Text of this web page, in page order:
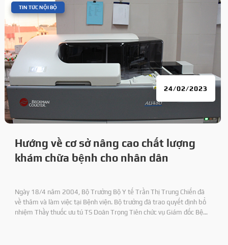
Hướng về cơ sở nâng cao chất lượng
khám chữa bệnh cho nhân dân
24/02/2023
TIN TỨC NỘI BỘ
Ngày 18/4 năm 2004, Bộ Trưởng Bộ Y tế Trần Thị Trung Chiến đã
về thăm và làm việc tại Bệnh viện. Bộ trưởng đã trao quyết định bổ
nhiệm Thầy thuốc ưu tú TS Doãn Trọng Tiên chức vụ Giám đốc Bệnh